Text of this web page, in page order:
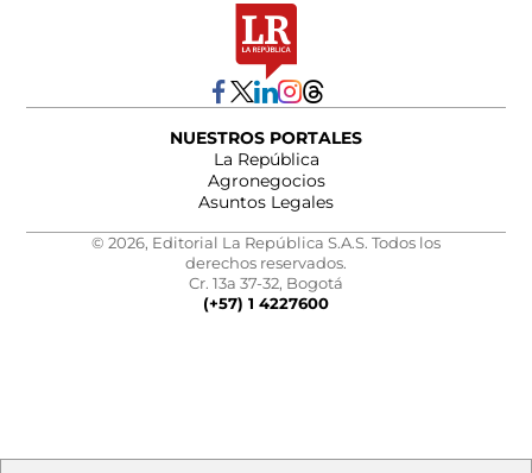
NUESTROS PORTALES
La República
Agronegocios
Asuntos Legales
© 2026, Editorial La República S.A.S. Todos los
derechos reservados.
Cr. 13a 37-32, Bogotá
(+57) 1 4227600